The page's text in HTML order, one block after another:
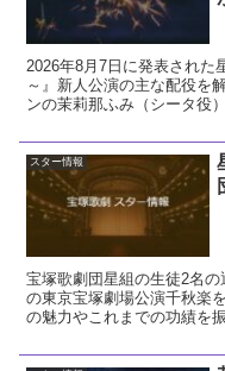
2026年8月7日に発表された
～』新人公演の主な配役を
ンの茉莉那ふみ（シータ役
スター情報
宝塚歌劇団星組の生徒2名
の東京宝塚劇場公演千秋楽
の魅力やこれまでの功績を